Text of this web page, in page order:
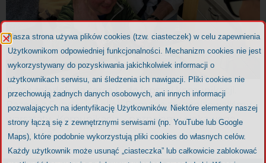
Przez żołądek do serca i… do lepszej komunikacji.
Razem z Fundacją Lellek Pomaga zorganizowaliśmy
warsztaty „Komunikacja – poznajemy ciekawego
człowieka”.
Nasza strona używa plików cookies (tzw. ciasteczek) w celu zapewnienia
Użytkownikom odpowiedniej funkcjonalności. Mechanizm cookies nie jest
wykorzystywany do pozyskiwania jakichkolwiek informacji o
użytkownikach serwisu, ani śledzenia ich nawigacji. Pliki cookies nie
przechowują żadnych danych osobowych, ani innych informacji
pozwalających na identyfikację Użytkowników. Niektóre elementy naszej
strony łączą się z zewnętrznymi serwisami (np. YouTube lub Google
Maps), które podobnie wykorzystują pliki cookies do własnych celów.
Każdy użytkownik może usunąć „ciasteczka” lub całkowicie zablokować